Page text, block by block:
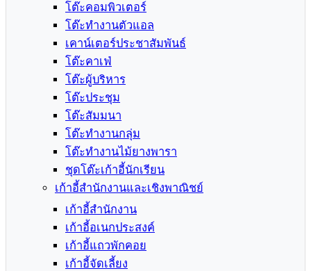
โต๊ะคอมพิวเตอร์
โต๊ะทำงานตัวแอล
เคาน์เตอร์ประชาสัมพันธ์
โต๊ะคาเฟ่
โต๊ะผู้บริหาร
โต๊ะประชุม
โต๊ะสัมมนา
โต๊ะทำงานกลุ่ม
โต๊ะทำงานไม้ยางพารา
ชุดโต๊ะเก้าอี้นักเรียน
เก้าอี้สำนักงานและเชิงพาณิชย์
เก้าอี้สำนักงาน
เก้าอี้อเนกประสงค์
เก้าอี้แถวพักคอย
เก้าอี้จัดเลี้ยง